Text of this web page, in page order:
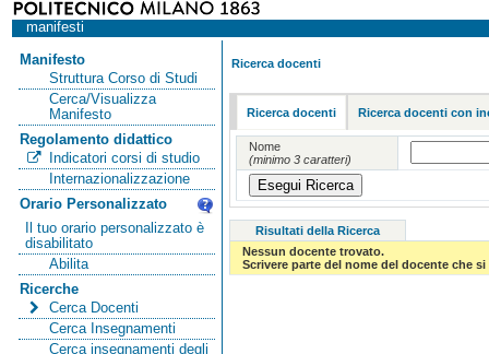
manifesti
Manifesto
Struttura Corso di Studi
Cerca/Visualizza
Manifesto
Regolamento didattico
Indicatori corsi di studio
Internazionalizzazione
Orario Personalizzato
Il tuo orario personalizzato è
disabilitato
Abilita
Ricerche
Cerca Docenti
Cerca Insegnamenti
Cerca insegnamenti degli
Ricerca docenti
Ricerca docenti Ricerca docenti con
Nome
(minimo 3 caratteri)
Risultati della Ricerca
Nessun docente trovato.
Scrivere parte del nome del docente che